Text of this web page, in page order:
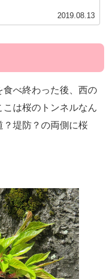
2019.08.13
べ終わった後、西の
は桜のトンネルなん
？堤防？の両側に桜